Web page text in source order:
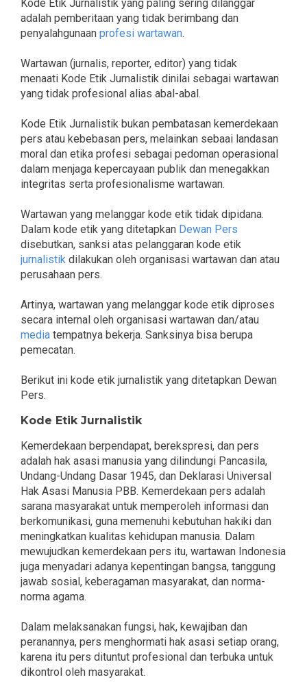
Kode Etik Jurnalistik yang paling sering dilanggar
adalah pemberitaan yang tidak berimbang dan
penyalahgunaan profesi wartawan.
Wartawan (jurnalis, reporter, editor) yang tidak
menaati Kode Etik Jurnalistik dinilai sebagai wartawan
yang tidak profesional alias abal-abal.
Kode Etik Jurnalistik bukan pembatasan kemerdekaan
pers atau kebebasan pers, melainkan sebaai landasan
moral dan etika profesi sebagai pedoman operasional
dalam menjaga kepercayaan publik dan menegakkan
integritas serta profesionalisme wartawan.
Wartawan yang melanggar kode etik tidak dipidana.
Dalam kode etik yang ditetapkan Dewan Pers
disebutkan, sanksi atas pelanggaran kode etik
jurnalistik dilakukan oleh organisasi wartawan dan atau
perusahaan pers.
Artinya, wartawan yang melanggar kode etik diproses
secara internal oleh organisasi wartawan dan/atau
media tempatnya bekerja. Sanksinya bisa berupa
pemecatan.
Berikut ini kode etik jurnalistik yang ditetapkan Dewan
Pers.
Kode Etik Jurnalistik
Kemerdekaan berpendapat, berekspresi, dan pers
adalah hak asasi manusia yang dilindungi Pancasila,
Undang-Undang Dasar 1945, dan Deklarasi Universal
Hak Asasi Manusia PBB. Kemerdekaan pers adalah
sarana masyarakat untuk memperoleh informasi dan
berkomunikasi, guna memenuhi kebutuhan hakiki dan
meningkatkan kualitas kehidupan manusia. Dalam
mewujudkan kemerdekaan pers itu, wartawan Indonesia
juga menyadari adanya kepentingan bangsa, tanggung
jawab sosial, keberagaman masyarakat, dan norma-
norma agama.
Dalam melaksanakan fungsi, hak, kewajiban dan
peranannya, pers menghormati hak asasi setiap orang,
karena itu pers dituntut profesional dan terbuka untuk
dikontrol oleh masyarakat.